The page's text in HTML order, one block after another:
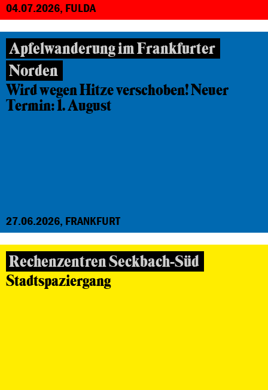
04.07.2026, FULDA
Apfelwanderung im Frankfurter
Norden
Wird wegen Hitze verschoben! Neuer
Termin: 1. August
27.06.2026, FRANKFURT
Rechenzentren Seckbach-Süd
Stadtspaziergang